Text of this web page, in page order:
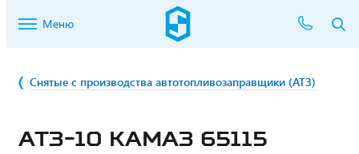
Меню
Снятые с производства автотопливозаправщики (АТЗ)
АТЗ-10 КАМАЗ 65115